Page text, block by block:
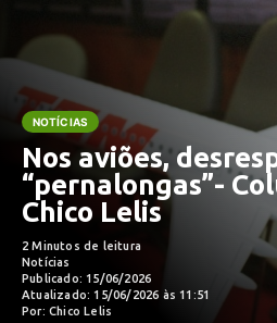
NOTÍCIAS
Nos aviões,
“pernalongas”-
Chico Lelis
2 Minutos de leitura
Notícias
Publicado: 15/06/2026
Atualizado: 15/06/2026 às 11:51
Por: Chico Lelis